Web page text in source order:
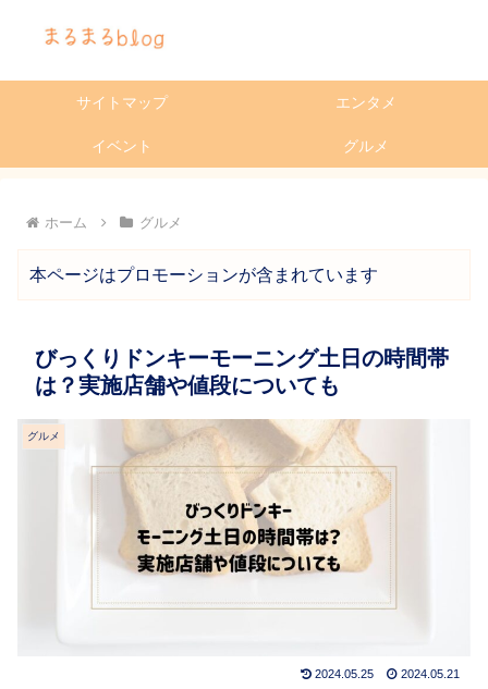
サイトマップ エンタメ
イベント グルメ
ホーム グルメ
本ページはプロモーションが含まれています
びっくりドンキーモーニング土日の時間帯
は？実施店舗や値段についても
グルメ
2024.05.25 2024.05.21